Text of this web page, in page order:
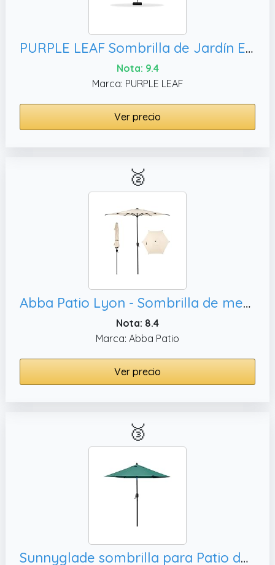
PURPLE LEAF Sombrilla de Jardín Exterior con Soporte, 4 x 2 m
Nota: 9.4
Marca: PURPLE LEAF
Ver precio
🥈
Abba Patio Lyon - Sombrilla de mesa Lyon de 7.5 pies con botón de inclinación y manivela,
Nota: 8.4
Marca: Abba Patio
Ver precio
🥉
Sunnyglade sombrilla para Patio de 7, 6 Varillas